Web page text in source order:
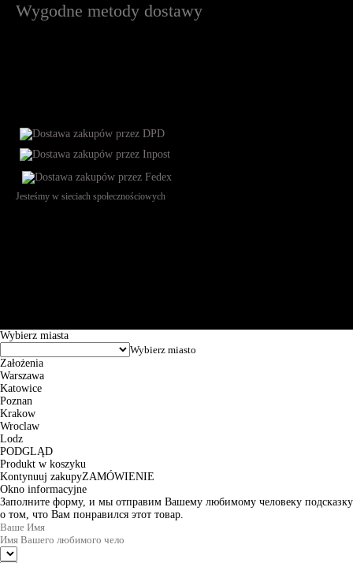
Wygodne metody dostawy
Jesteśmy w sieciach społecznościowych
Wybierz miasta
Założenia
Warszawa
Katowice
Poznan
Krakow
Wroclaw
Lodz
PODGLĄD
Produkt w koszyku
Kontynuuj zakupyZAMÓWIENIE
Okno informacyjne
Заполните форму, и мы отправим Вашему любимому человеку подсказку
о том, что Вам понравился этот товар.